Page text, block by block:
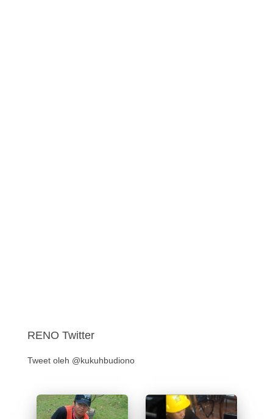
RENO Twitter
Tweet oleh @kukuhbudiono